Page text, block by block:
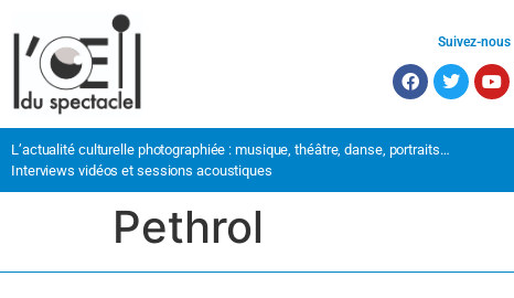
Suivez-nous
L’actualité culturelle photographiée : musique, théâtre, danse, portraits…
Interviews vidéos et sessions acoustiques
Pethrol